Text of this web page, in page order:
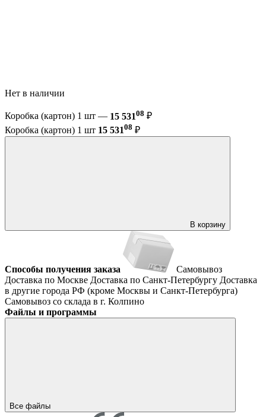
Нет в наличии
Коробка (картон) 1 шт — 15 53108 ₽
Коробка (картон) 1 шт 15 53108 ₽
В корзину
Способы получения заказа
Самовывоз
Доставка по Москве Доставка по Санкт-Петербургу Доставка
в другие города РФ (кроме Москвы и Санкт-Петербурга)
Самовывоз со склада в г. Колпино
Файлы и программы
Все файлы